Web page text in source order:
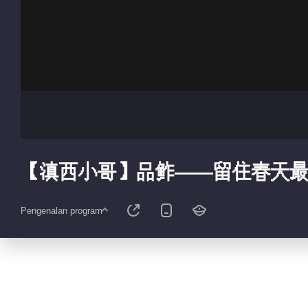
【滇西小哥】品鲊——留住春天
Pengenalan program